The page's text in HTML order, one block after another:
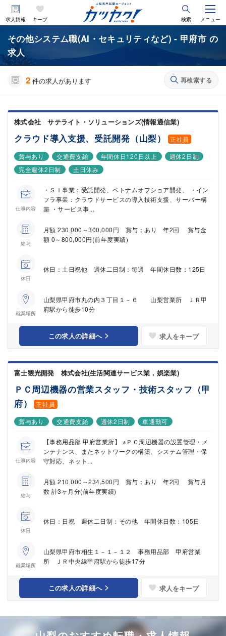
求人情報 キープ 検索 メニュー
その他システム職(AI・セキュリティなど) - 甲府市 の
求人
2 件の求人があります 再検索する
株式会社 サテライト・ソリューションズ(情報通信業)
クラウド導入支援、受託開発（山梨）
正社員
賞与あり
交通費支給 年間休日120日以上
週休2日制
完全週休2日制
土日休み
仕事内容
・ＳＩ事業：受託開発、ベトナムオフショア開発、 ・イン
フラ事業：クラウドサービスの導入技術支援、サーバー構
築 ・サービス事...
給与
月額 230,000～300,000円 賞与：あり 年2回 賞与金
額 0～800,000円(前年度実績)
休日
休日：土日祝他 週休二日制：毎週 年間休日数：125日
就業場所
山梨県甲府市丸の内３丁目１－６ 山梨営業所 ＪＲ甲
府駅から徒歩10分
この求人の詳細へ 求人をキープ
富士観光開発 株式会社(生活関連サービス業，娯楽業)
ＰＣ周辺機器の営業スタッフ・技術スタッフ（甲
府）
正社員
賞与あり
交通費支給 週休2日制 車通勤可
仕事内容
【事務用品部 甲府営業所】 ※ＰＣ周辺機器の設置管理・メ
ンテナンス、またネットワークの構築、システム管理・保
守対応、ネット...
給与
月額 210,000～234,500円 賞与：あり 年2回 賞与月
数 計3ヶ月分(前年度実績)
休日
休日：日祝 週休二日制：その他 年間休日数：105日
就業場所
山梨県甲府市相生１－１－１２ 事務用品部 甲府営業
所 ＪＲ中央線甲府駅から徒歩17分
この求人の詳細へ 求人をキープ